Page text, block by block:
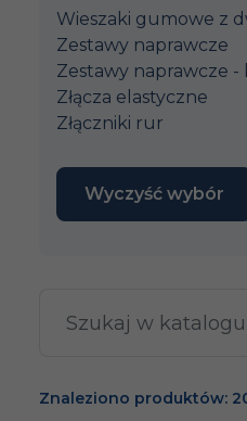
Wieszaki gumowe z
Zestawy naprawcze
Zestawy naprawcze -
Złącza elastyczne
Złączniki rur
Wyczyść wybór
Znaleziono produktów: